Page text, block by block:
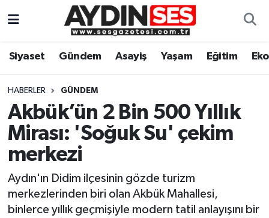
Siyaset Gündem Asayiş Yaşam Eğitim
HABERLER GÜNDEM
Akbük’ün 2 Bin 500 Yıllık
Mirası: 'Soğuk Su' çekim
merkezi
Aydın'ın Didim ilçesinin gözde turizm
merkezlerinden biri olan Akbük Mahallesi,
binlerce yıllık geçmişiyle modern tatil anlayışını bir
Gündem
Siyaset
Ekonomi
Eğitim
Aydın Hava Durumu
Aydin Namaz Vakitleri
Aydın Trafik Yoğunluk Haritası
Tüm Manşetler